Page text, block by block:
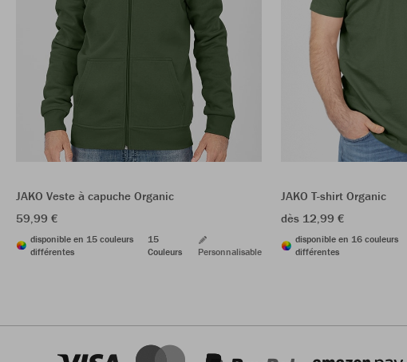
JAKO Veste à capuche Organic
59,99 €
disponible en 15 couleurs
différentes
15
Couleurs
Personnalisable
JAKO T-shirt Organic
dès 12,99 €
disponible en 16 couleurs
différentes